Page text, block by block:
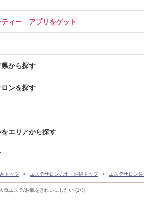
気エステ/お肌をきれいにしたい (1/3)
ティー アプリをゲット
から探す
ンを探す
エリアから探す
トップ エステサロン九州・沖縄トップ エステサロン